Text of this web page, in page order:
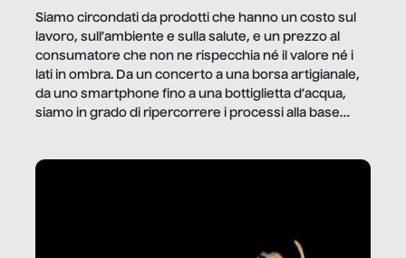
Siamo circondati da prodotti che hanno un costo sul
lavoro, sull’ambiente e sulla salute, e un prezzo al
consumatore che non ne rispecchia né il valore né i
lati in ombra. Da un concerto a una borsa artigianale,
da uno smartphone fino a una bottiglietta d’acqua,
siamo in grado di ripercorrere i processi alla base
dietro gli oggetti e i servizi che fanno la nostra vita